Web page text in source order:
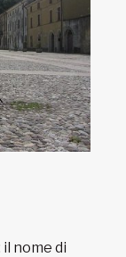
nome di